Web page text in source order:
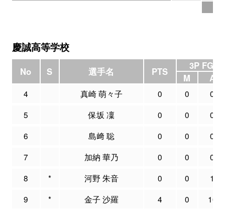
慶誠高等学校
No S 選手名 PTS
3P FG
M
A
4 真崎 萌々子 0 0
0
5
保坂 凜 0 0
0
6
島﨑 聡 0 0
0
7
加納 華乃 0 0
0
8
* 河野 朱音 0 0
1
9
* 金子 沙羅 4 0 10